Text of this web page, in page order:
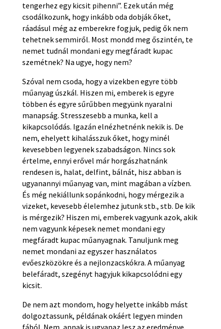
tengerhez egy kicsit pihenni”. Ezek után még
csodálkozunk, hogy inkább oda dobják őket,
ráadásul még az emberekre fogjuk, pedig ők nem
tehetnek semmiről. Most mondd meg őszintén, te
nemet tudnál mondani egy megfáradt kupac
szemétnek? Na ugye, hogy nem?
Szóval nem csoda, hogy a vizekben egyre több
műanyag úszkál. Hiszen mi, emberek is egyre
többen és egyre sűrűbben megyünk nyaralni
manapság. Stresszesebb a munka, kell a
kikapcsolódás. Igazán elnézhetnénk nekik is. De
nem, ehelyett kihalásszuk őket, hogy minél
kevesebben legyenek szabadságon. Nincs sok
értelme, ennyi erővel már horgászhatnánk
rendesen is, halat, delfint, bálnát, hisz abban is
ugyanannyi műanyag van, mint magában a vízben.
És még nekiállunk sopánkodni, hogy mérgezik a
vizeket, kevesebb élelemhez jutunk stb., stb. De kik
is mérgezik? Hiszen mi, emberek vagyunk azok, akik
nem vagyunk képesek nemet mondani egy
megfáradt kupac műanyagnak. Tanuljunk meg
nemet mondani az egyszer használatos
evőeszközökre és a nejlonzacskókra. A műanyag
belefáradt, szegényt hagyjuk kikapcsolódni egy
kicsit.
De nem azt mondom, hogy helyette inkább mást
dolgoztassunk, példának okáért legyen minden